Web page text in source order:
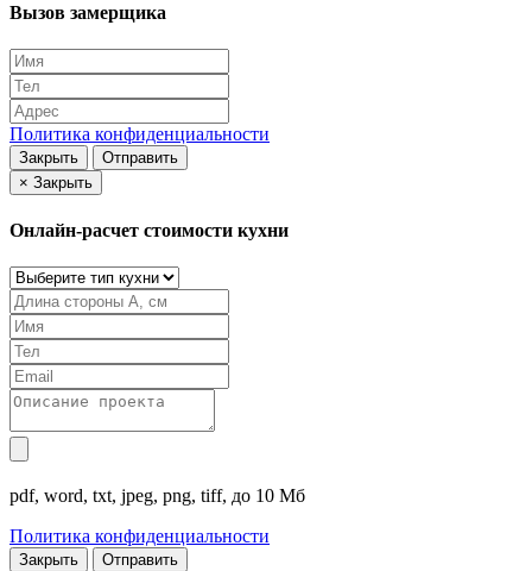
Вызов замерщика
Политика конфиденциальности
Закрыть
Отправить
× Закрыть
Онлайн-расчет стоимости кухни
pdf, word, txt, jpeg, png, tiff, до 10 Мб
Политика конфиденциальности
Закрыть